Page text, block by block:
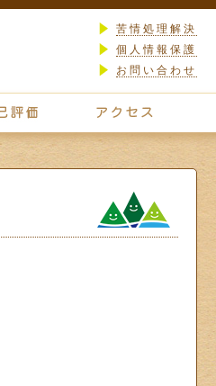
苦情処理解決
個人情報保護
お問い合わせ